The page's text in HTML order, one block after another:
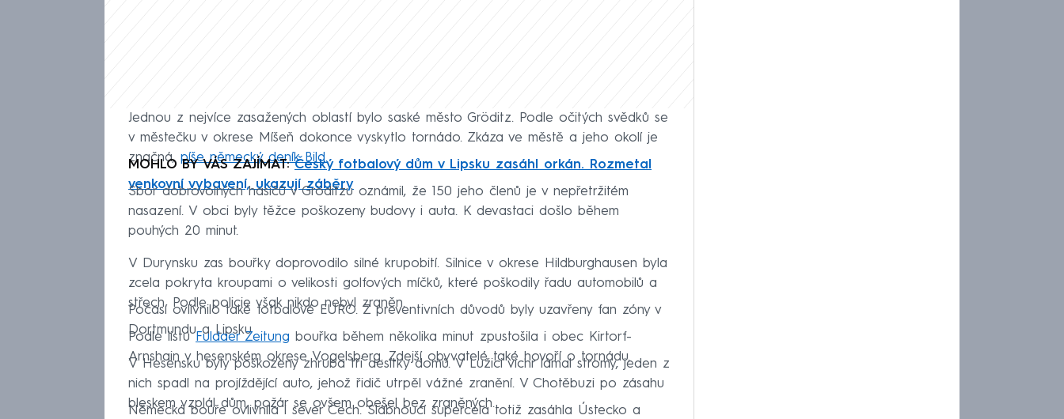
Jednou z nejvíce zasažených oblastí bylo saské město Gröditz. Podle očitých svědků se
v městečku v okrese Míšeň dokonce vyskytlo tornádo. Zkáza ve městě a jeho okolí je
značná, píše německý deník Bild.
MOHLO BY VÁS ZAJÍMAT:Český fotbalový dům v Lipsku zasáhl orkán. Rozmetal
venkovní vybavení, ukazují záběry
Sbor dobrovolných hasičů v Gröditzu oznámil, že 150 jeho členů je v nepřetržitém
nasazení. V obci byly těžce poškozeny budovy i auta. K devastaci došlo během
pouhých 20 minut.
V Durynsku zas bouřky doprovodilo silné krupobití. Silnice v okrese Hildburghausen byla
zcela pokryta kroupami o velikosti golfových míčků, které poškodily řadu automobilů a
střech. Podle policie však nikdo nebyl zraněn.
Počasí ovlivnilo také fotbalové EURO. Z preventivních důvodů byly uzavřeny fan zóny v
Dortmundu a Lipsku
Podle listuFuldaer Zeitung bouřka během několika minut zpustošila i obec Kirtorf-
Arnshain v hesenském okrese Vogelsberg. Zdejší obyvatelé také hovoří o tornádu.
V Hesensku byly poškozeny zhruba tři desítky domů. V Lužici vichr lámal stromy, jeden z
nich spadl na projíždějící auto, jehož řidič utrpěl vážné zranění. V Chotěbuzi po zásahu
bleskem vzplál dům, požár se ovšem obešel bez zraněných.
Německá bouře ovlivnila i sever Čech. Slábnoucí supercela totiž zasáhla Ústecko a